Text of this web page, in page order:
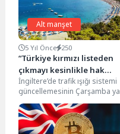
Alt manşet
5 Yıl Önce 250
“Türkiye kırmızı listeden
çıkmayı kesinlikle hak
ediyor”
İngiltere’de trafik ışığı sistemi
güncellemesinin Çarşamba ya
da Perşembe günü yapılması
planlanıyor… Türkiye’nin kırmızı
listeden...